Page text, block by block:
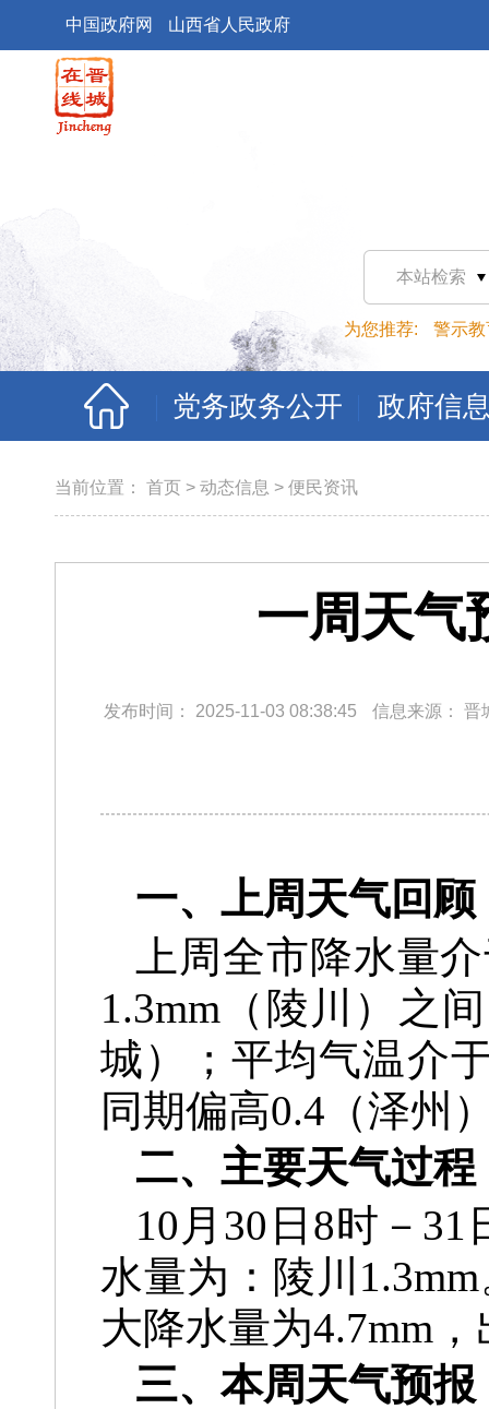
中国政府网 山西省人民政府
本站检索
为您推荐: 警示教
党务政务公开 政府信
当前位置： 首页 > 动态信息 > 便民资讯
一周天
发布时间： 2025-11-03 08:38:45 信息来源： 晋
一、上周天气回顾
上周全市降水量
1.3mm（陵川）之
城）； 平均气温介
同期偏高0.4（泽州
二、主要天气过程
10月30日8时－
水量为：陵川
大降水量为4.7mm
三、本周天气预报